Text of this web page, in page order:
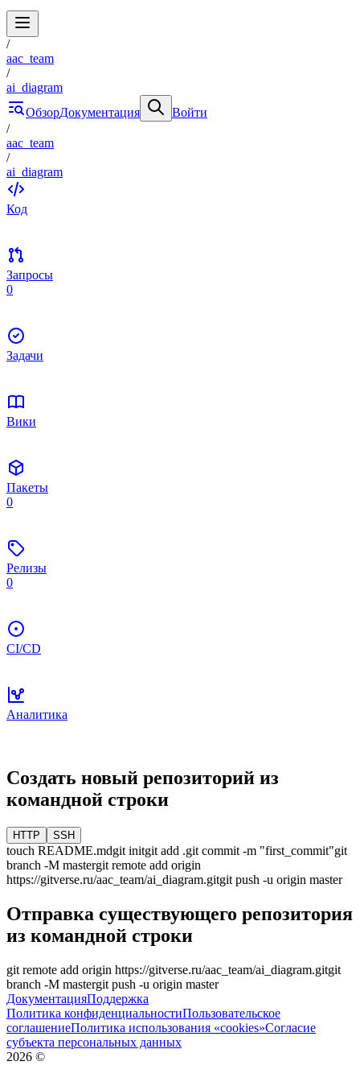
/
aac_team
/
ai_diagram
ОбзорДокументация
Войти
/
aac_team
/
ai_diagram
Код
Запросы
0
Задачи
Вики
Пакеты
0
Релизы
0
CI/CD
Аналитика
Создать новый репозиторий из
командной строки
HTTP SSH
touch README.mdgit initgit add .git commit -m "first_commit"git
branch -M mastergit remote add origin
https://gitverse.ru/aac_team/ai_diagram.gitgit push -u origin master
Отправка существующего репозитория
из командной строки
git remote add origin https://gitverse.ru/aac_team/ai_diagram.gitgit
branch -M mastergit push -u origin master
ДокументацияПоддержка
Политика конфиденциальностиПользовательское
соглашениеПолитика использования «cookies»Согласие
субъекта персональных данных
2026 ©